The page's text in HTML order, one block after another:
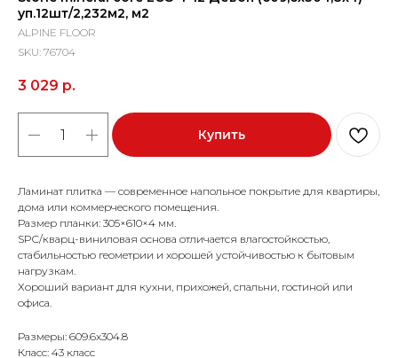
уп.12шт/2,232м2, м2
ALPINE FLOOR
SKU: 76704
3 029 р.
Купить
Ламинат плитка — современное напольное покрытие для квартиры,
дома или коммерческого помещения.
Размер планки: 305×610×4 мм.
SPC/кварц-виниловая основа отличается влагостойкостью,
стабильностью геометрии и хорошей устойчивостью к бытовым
нагрузкам.
Хороший вариант для кухни, прихожей, спальни, гостиной или
офиса.
Размеры: 609.6x304.8
Класс: 43 класс